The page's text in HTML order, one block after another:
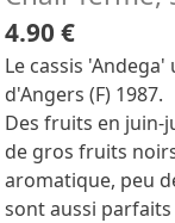
4.90 €
Le cassis
d'Angers (F) 1987.
Des fruits en juin-
de gros fruits
aromatique, peu
sont aussi